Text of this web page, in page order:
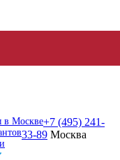
в Москве+7 (495) 241-
33-89 Москва